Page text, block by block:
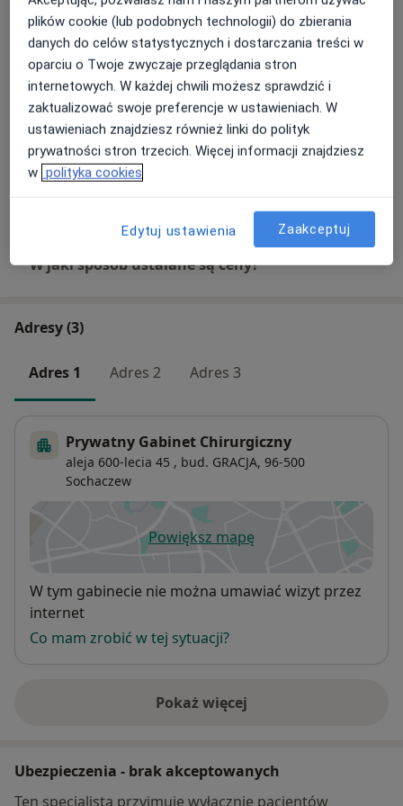
Szczegóły
Implantacja esperalu
Od 600 zł Szczegóły
Konsultacja ortopedyczna
Szczegóły
W jaki sposób ustalane są ceny?
Adresy (3)
Adres 1 Adres 2 Adres 3
Prywatny Gabinet Chirurgiczny
aleja 600-lecia 45 , bud. GRACJA, 96-500
Sochaczew
Powiększ mapęotwiera się w nowej karcie
Dostępność
W tym gabinecie nie można umawiać wizyt przez
internet
Co mam zrobić w tej sytuacji?
Pokaż więcej
o adresie
Ubezpieczenia - brak akceptowanych
Ten specjalista przyjmuje wyłącznie pacjentów
plików cookie (lub podobnych technologii) do zbierania
danych do celów statystycznych i dostarczania treści w
oparciu o Twoje zwyczaje przeglądania stron
internetowych. W każdej chwili możesz sprawdzić i
zaktualizować swoje preferencje w ustawieniach. W
ustawieniach znajdziesz również linki do polityk
prywatności stron trzecich. Więcej informacji znajdziesz
w polityka cookies
Edytuj ustawienia Zaakceptuj